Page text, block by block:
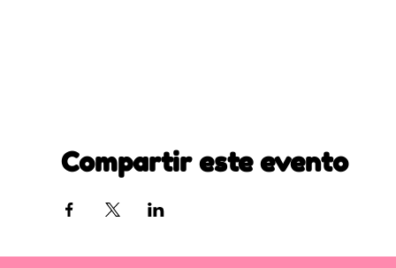
Compartir este evento